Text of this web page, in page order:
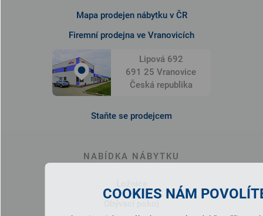
COOKIES NÁM
Mapa prodejen nábytku v ČR
Firemní prodejna ve Vranovicích
Lipová 692
691 25 Vranovice
Česká republika
Staňte se prodejcem
NABÍDKA NÁBYTKU